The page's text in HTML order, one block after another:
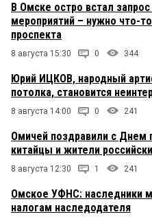
В Омске остро встал
мероприятий – нужно что-
проспекта
8 августа 15:30 0 344
Юрий ИЦКОВ, народный
потолка, становится
8 августа 14:00 0 241
Омичей поздравили с Днем
китайцы и жители
8 августа 12:30 1 241
Омское УФНС: наследники
налогам наследодателя